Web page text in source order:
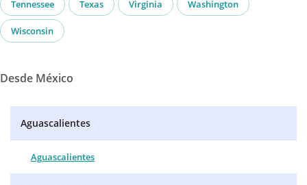
Tennessee Texas Virginia Washington
Wisconsin
Desde México
Aguascalientes
Aguascalientes